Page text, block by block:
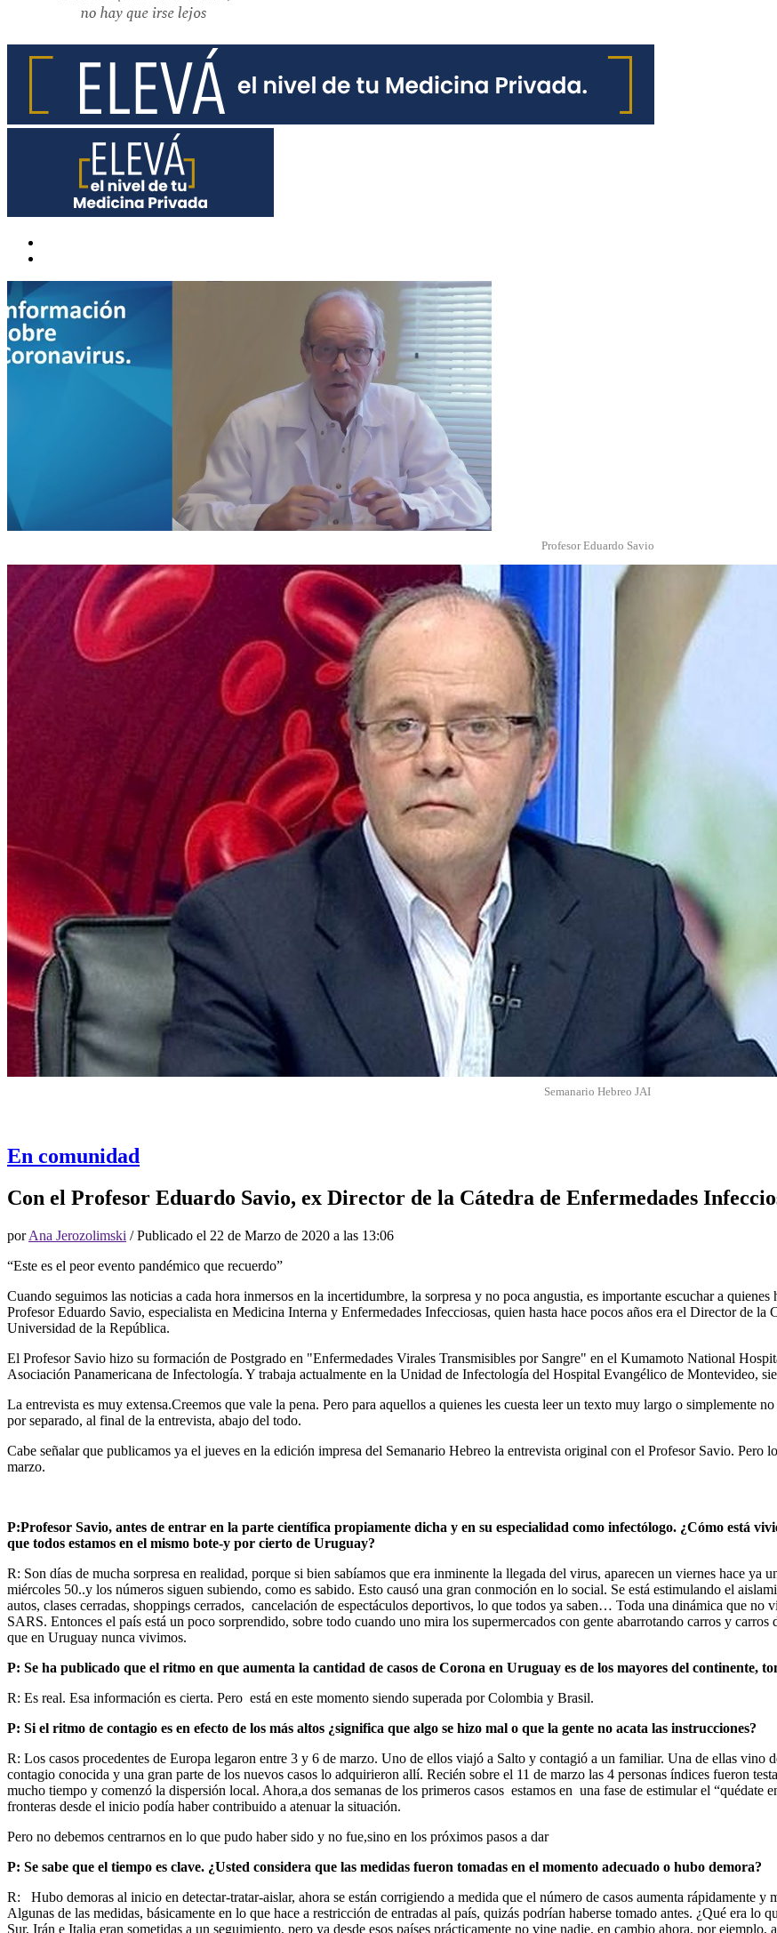
Profesor Eduardo Savio
Semanario Hebreo JAI
En comunidad
Con el Profesor Eduardo Savio, ex Director de la Cátedra de Enfermedades
porAna Jerozolimski / Publicado el 22 de Marzo de 2020 a las 13:06
“Este es el peor evento pandémico que recuerdo”
Cuando seguimos las noticias a cada hora inmersos en la incertidumbre, la sorpresa y no poca angustia, es importante escuchar a
Profesor Eduardo Savio, especialista en Medicina Interna y Enfermedades Infecciosas, quien hasta hace pocos años era el Director de
Universidad de la República.
El Profesor Savio hizo su formación de Postgrado en "Enfermedades Virales Transmisibles por Sangre" en el Kumamoto National
Asociación Panamericana de Infectología. Y trabaja actualmente en la Unidad de Infectología del Hospital Evangélico de Montevideo,
La entrevista es muy extensa.Creemos que vale la pena. Pero para aquellos a quienes les cuesta leer un texto muy largo o simplemente
por separado, al final de la entrevista, abajo del todo.
Cabe señalar que publicamos ya el jueves en la edición impresa del Semanario Hebreo la entrevista original con el Profesor Savio.
marzo.
P:Profesor Savio, antes de entrar en la parte científica propiamente dicha y en su especialidad como infectólogo. ¿Cómo está
que todos estamos en el mismo bote-y por cierto de Uruguay?
R: Son días de mucha sorpresa en realidad, porque si bien sabíamos que era inminente la llegada del virus, aparecen un viernes hace ya
miércoles 50..y los números siguen subiendo, como es sabido. Esto causó una gran conmoción en lo social. Se está estimulando el
autos, clases cerradas, shoppings cerrados, cancelación de espectáculos deportivos, lo que todos ya saben… Toda una dinámica que
SARS. Entonces el país está un poco sorprendido, sobre todo cuando uno mira los supermercados con gente abarrotando carros y
que en Uruguay nunca vivimos.
P: Se ha publicado que el ritmo en que aumenta la cantidad de casos de Corona en Uruguay es de los mayores del continente,
R: Es real. Esa información es cierta. Pero está en este momento siendo superada por Colombia y Brasil.
P: Si el ritmo de contagio es en efecto de los más altos ¿significa que algo se hizo mal o que la gente no acata las instrucciones?
R: Los casos procedentes de Europa legaron entre 3 y 6 de marzo. Uno de ellos viajó a Salto y contagió a un familiar. Una de ellas
contagio conocida y una gran parte de los nuevos casos lo adquirieron allí. Recién sobre el 11 de marzo las 4 personas índices fueron
mucho tiempo y comenzó la dispersión local. Ahora,a dos semanas de los primeros casos estamos en una fase de estimular el “quédate
fronteras desde el inicio podía haber contribuido a atenuar la situación.
Pero no debemos centrarnos en lo que pudo haber sido y no fue,sino en los próximos pasos a dar
P: Se sabe que el tiempo es clave. ¿Usted considera que las medidas fueron tomadas en el momento adecuado o hubo demora?
R: Hubo demoras al inicio en detectar-tratar-aislar, ahora se están corrigiendo a medida que el número de casos aumenta rápidamente y
Algunas de las medidas, básicamente en lo que hace a restricción de entradas al país, quizás podrían haberse tomado antes. ¿Qué era lo
Sur, Irán e Italia eran sometidas a un seguimiento, pero ya desde esos países prácticamente no vine nadie, en cambio ahora, por